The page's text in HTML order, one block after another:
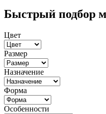
Быстрый подбор
Цвет
Размер
Назначение
Форма
Особенности